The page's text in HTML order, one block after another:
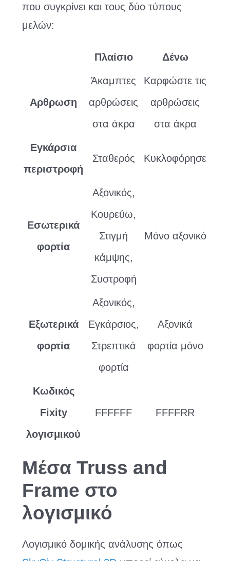
που συγκρίνει και τους δύο τύπους
μελών:
Πλαίσιο Δένω
Αρθρωση
Άκαμπτες
αρθρώσεις
στα άκρα
Καρφώστε τις
αρθρώσεις
στα άκρα
Εγκάρσια
περιστροφή
Σταθερός Κυκλοφόρησε
Εσωτερικά
φορτία
Αξονικός,
Κουρεύω,
Στιγμή
κάμψης,
Συστροφή
Μόνο αξονικό
Εξωτερικά
φορτία
Αξονικός,
Εγκάρσιος,
Στρεπτικά
φορτία
Αξονικά
φορτία μόνο
Κωδικός
Fixity
λογισμικού
FFFFFF FFFFRR
Μέσα Truss and
Frame στο
λογισμικό
Λογισμικό δομικής ανάλυσης όπως